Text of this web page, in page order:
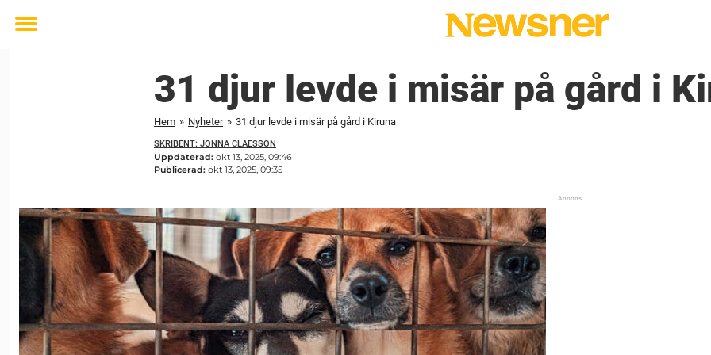
Toggle
31 djur levde i misär på gård i
Hem » Nyheter » 31 djur levde i misär på gård i Kiruna
SKRIBENT: JONNA CLAESSON
Uppdaterad: okt 13, 2025, 09:46
Publicerad: okt 13, 2025, 09:35